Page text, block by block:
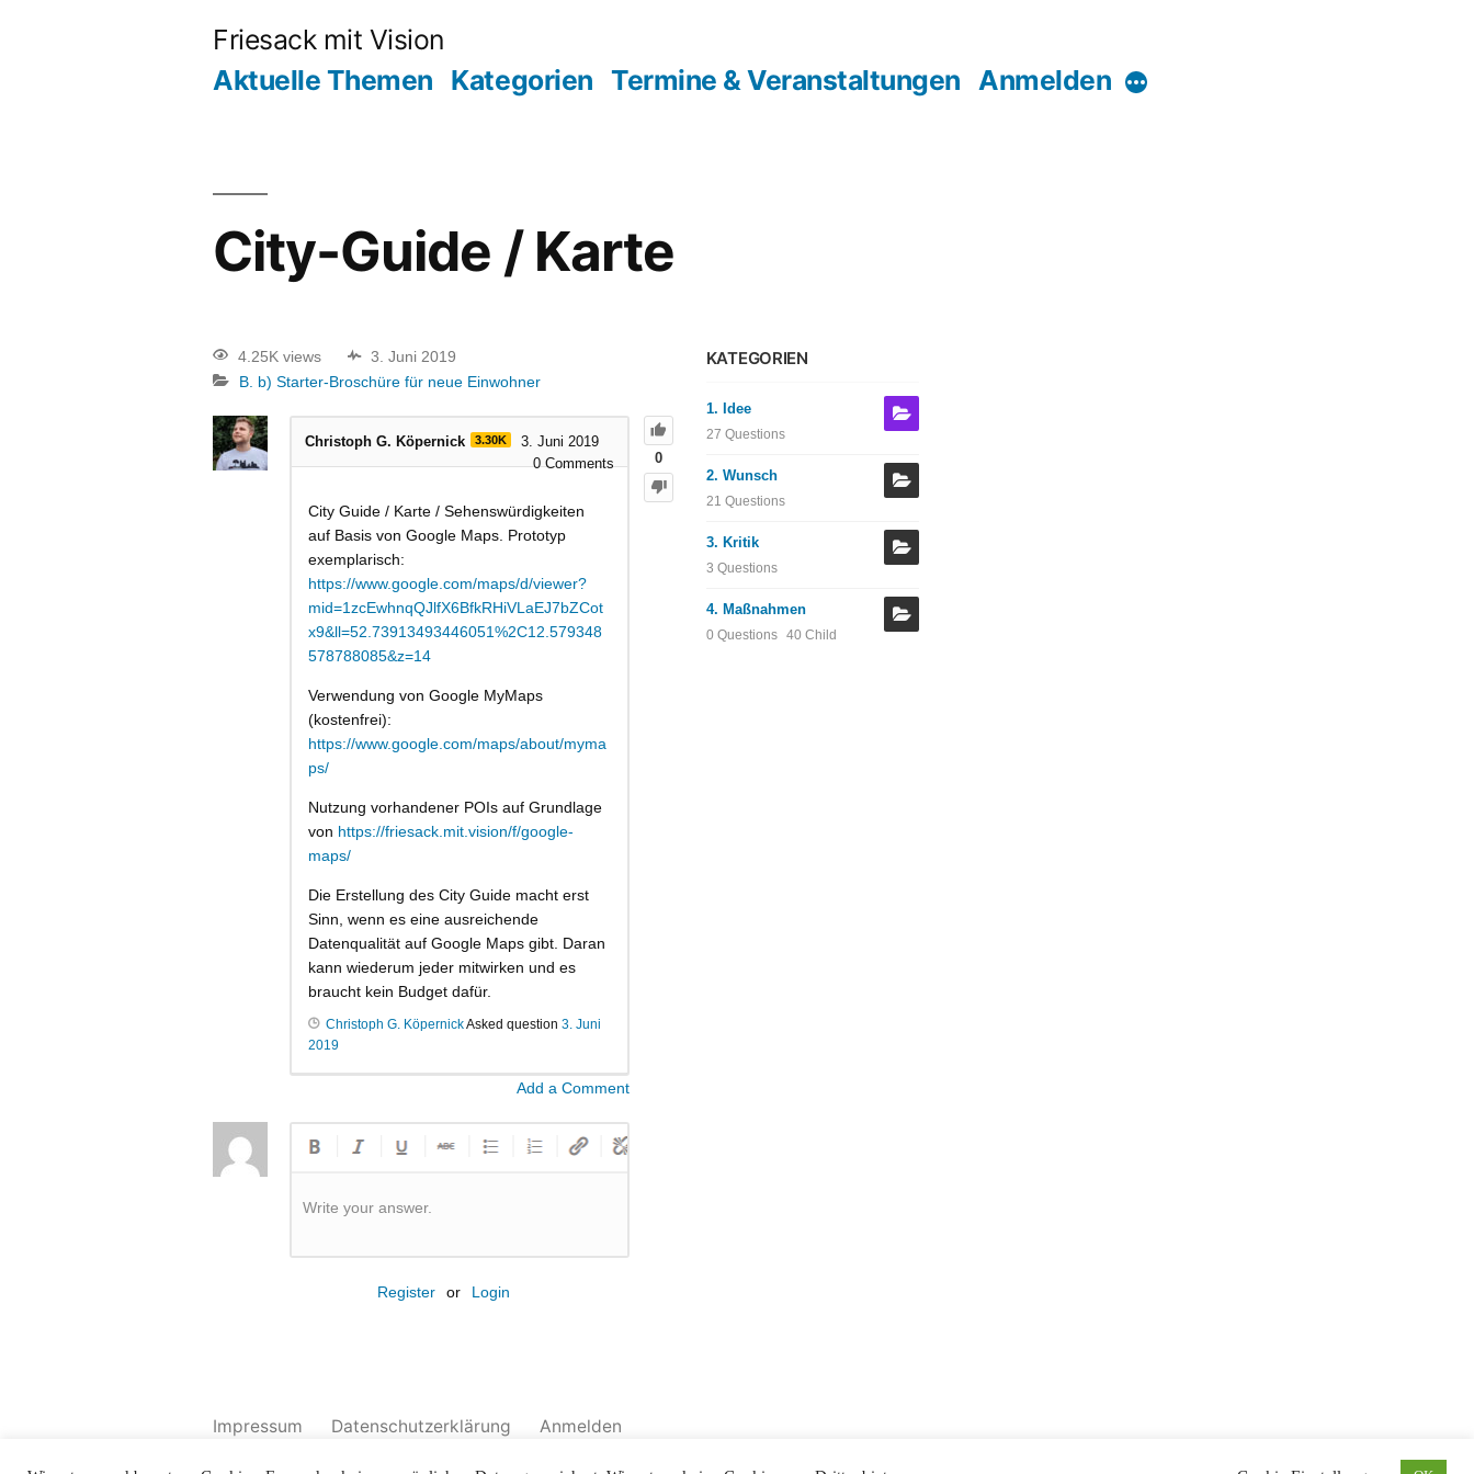
Friesack mit Vision
Aktuelle Themen Kategorien Termine & Veranstaltungen Anmelden
City-Guide / Karte
4.25K views
3. Juni 2019
B. b) Starter-Broschüre für neue Einwohner
0
Christoph G. Köpernick 3.30K
3. Juni 2019
0Comments
City Guide / Karte / Sehenswürdigkeiten
auf Basis von Google Maps. Prototyp
exemplarisch:
https://www.google.com/maps/d/viewer?
mid=1zcEwhnqQJlfX6BfkRHiVLaEJ7bZCot
x9&ll=52.73913493446051%2C12.579348
578788085&z=14
Verwendung von Google MyMaps
(kostenfrei):
https://www.google.com/maps/about/myma
ps/
Nutzung vorhandener POIs auf Grundlage
von https://friesack.mit.vision/f/google-
maps/
Die Erstellung des City Guide macht erst
Sinn, wenn es eine ausreichende
Datenqualität auf Google Maps gibt. Daran
kann wiederum jeder mitwirken und es
braucht kein Budget dafür.
Christoph G. KöpernickAsked question3. Juni
2019
Add a Comment
Write your answer.
Register or Login
KATEGORIEN
1. Idee
27 Questions
2. Wunsch
21 Questions
3. Kritik
3 Questions
4. Maßnahmen
0 Questions 40 Child
Impressum Datenschutzerklärung Anmelden